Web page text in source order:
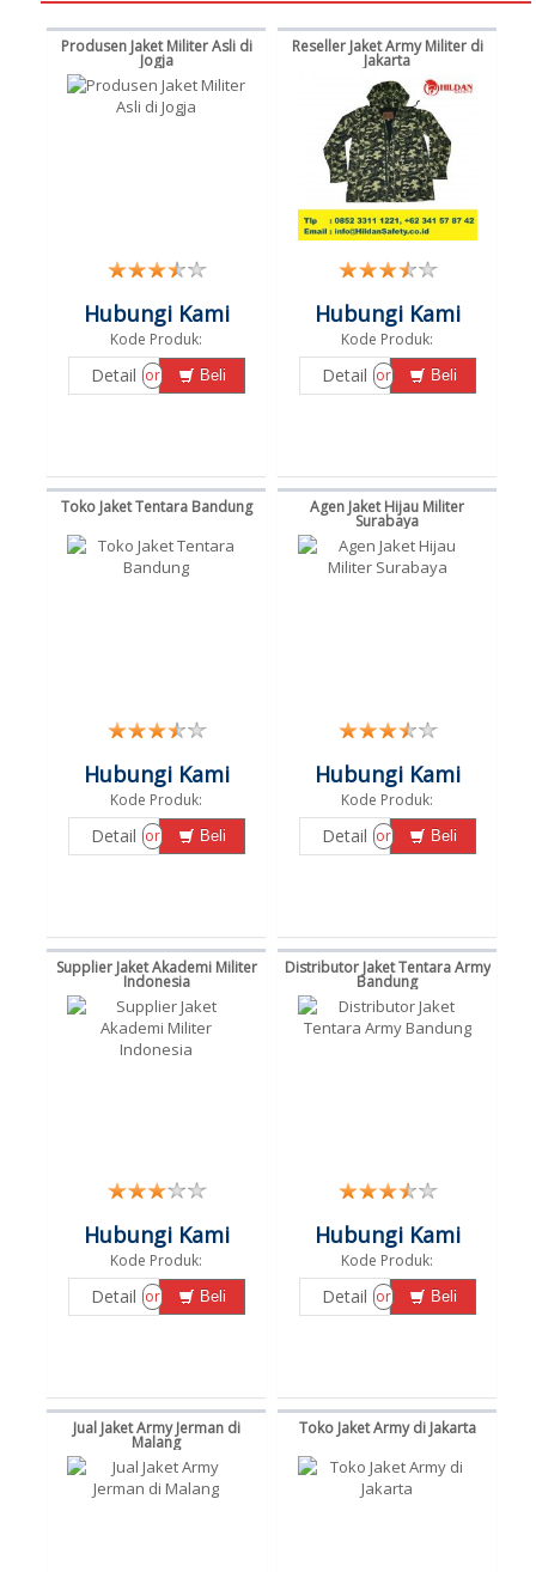
Produsen Jaket Militer Asli di
Jogja
Hubungi Kami
Kode Produk:
Detail or Beli
Reseller Jaket Army Militer di
Jakarta
Hubungi Kami
Kode Produk:
Detail or Beli
Toko Jaket Tentara Bandung
Hubungi Kami
Kode Produk:
Detail or Beli
Agen Jaket Hijau Militer
Surabaya
Hubungi Kami
Kode Produk:
Detail or Beli
Supplier Jaket Akademi Militer
Indonesia
Hubungi Kami
Kode Produk:
Detail or Beli
Distributor Jaket Tentara Army
Bandung
Hubungi Kami
Kode Produk:
Detail or Beli
Jual Jaket Army Jerman di
Malang
Toko Jaket Army di Jakarta